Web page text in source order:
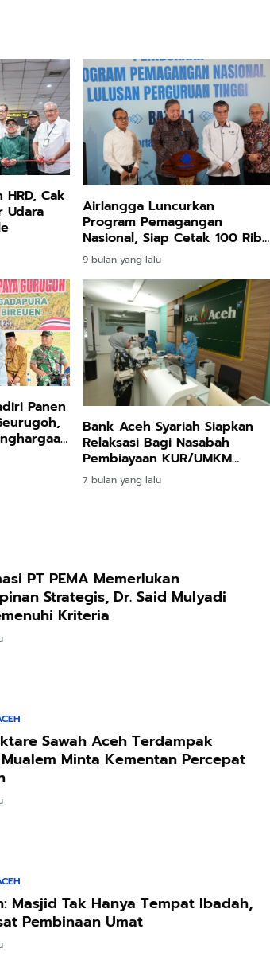
Cak
Udara
Airlangga Luncurkan
Program Pemagangan
Nasional, Siap Cetak 100 Ribu
Lulusan Siap Kerja Tahun Ini
9 bulan yang lalu
Panen
Bank Aceh Syariah Siapkan
Relaksasi Bagi Nasabah
Pembiayaan KUR/UMKM
Terdampak Bencana
7 bulan yang lalu
PT PEMA Memerlukan
Strategis, Dr. Said Mulyadi
Kriteria
Sawah Aceh Terdampak
Minta Kementan Percepat
Masjid Tak Hanya Tempat Ibadah,
Pembinaan Umat